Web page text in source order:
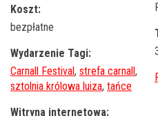
Koszt:
bezpłatne
Wydarzenie Tagi:
Carnall Festival, strefa carnall,
sztolnia królowa luiza, tańce
Witryna internetowa: